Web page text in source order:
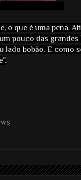
o que é uma pena.
pouco das
lado bobão. E como